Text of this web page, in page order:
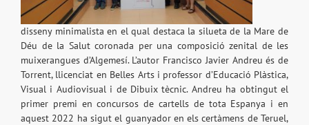
disseny minimalista en el qual destaca la silueta de la Mare de
Déu de la Salut coronada per una composició zenital de les
muixerangues d’Algemesí. L’autor Francisco Javier Andreu és de
Torrent, llicenciat en Belles Arts i professor d’Educació Plàstica,
Visual i Audiovisual i de Dibuix tècnic. Andreu ha obtingut el
primer premi en concursos de cartells de tota Espanya i en
aquest 2022 ha sigut el guanyador en els certàmens de Teruel,